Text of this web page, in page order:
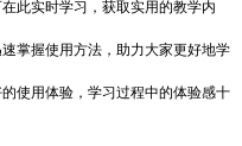
此实时学习，获取实用的教学内
掌握使用方法，助力大家更好地学
使用体验，学习过程中的体验感十